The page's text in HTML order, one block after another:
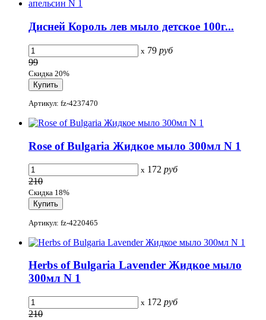
Дисней Король лев мыло детское 100г...
x 79 руб
99
Скидка 20%
Артикул: fz-4237470
Rose of Bulgaria Жидкое мыло 300мл N 1
x 172 руб
210
Скидка 18%
Артикул: fz-4220465
Herbs of Bulgaria Lavender Жидкое мыло
300мл N 1
x 172 руб
210